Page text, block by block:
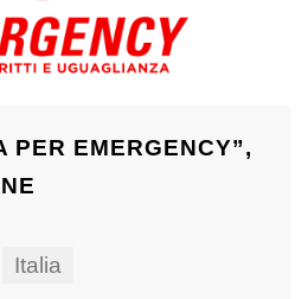
PER EMERGENCY”,
Italia